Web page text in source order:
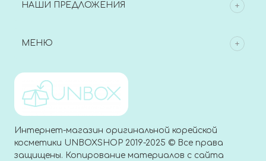
НАШИ ПРЕДЛОЖЕНИЯ
МЕНЮ
Интернет-магазин оригинальной корейской
косметики UNBOXSHOP 2019-2025 © Все права
защищены. Копирование материалов с сайта